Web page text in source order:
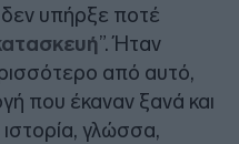
δεν υπήρξε ποτέ
”. Ήταν
από αυτό,
που έκαναν ξανά και
γλώσσα,